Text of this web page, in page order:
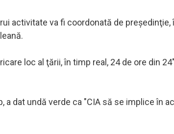
activitate va fi coordonată de
loc al ţării, în timp real, 24 de ore din
a dat undă verde ca "CIA să se implice în